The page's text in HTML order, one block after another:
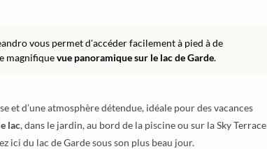
vous permet d'accéder facilement à pied à de
magnifiquevue panoramique sur le lac de Garde.
et d’une atmosphère détendue, idéale pour des vacances
lac, dans le jardin, au bord de la piscine ou sur la Sky Terrace
ici du lac de Garde sous son plus beau jour.